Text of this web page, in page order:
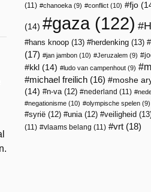
(11)
chanoeka (9) conflict (10) fjo
(14) gaza(122)
hans knoop (13) herdenking (13)
(17)
jan jambon (10) Jeruzalem (9)
kkl (14) ludo van campenhout (9)
michael freilich (16)
moshe
(14)
n-va(12) nederland (11)
negationisme (10) olympische spelen (9)
syrië (12) unia(12) veiligheid
(11)
vlaams belang (11) vrt (18)